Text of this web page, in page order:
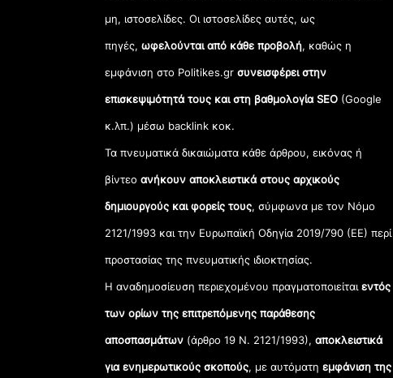
μη, ιστοσελίδες. Οι ιστοσελίδες αυτές, ως
πηγές,ωφελούνται από κάθε προβολή, καθώς η
εμφάνιση στο Politikes.gr συνεισφέρει στην
επισκεψιμότητά τους και στη βαθμολογία SEO (Google
κ.λπ.) μέσω backlink κοκ.
Τα πνευματικά δικαιώματα κάθε άρθρου, εικόνας ή
βίντεοανήκουν αποκλειστικά στους αρχικούς
δημιουργούς και φορείς τους, σύμφωνα με τον Νόμο
2121/1993 και την Ευρωπαϊκή Οδηγία 2019/790 (ΕΕ) περί
προστασίας της πνευματικής ιδιοκτησίας.
Η αναδημοσίευση περιεχομένου πραγματοποιείταιεντός
των ορίων της επιτρεπόμενης παράθεσης
αποσπασμάτων (άρθρο 19 Ν. 2121/1993), αποκλειστικά
για ενημερωτικούς σκοπούς, με αυτόματηεμφάνιση της